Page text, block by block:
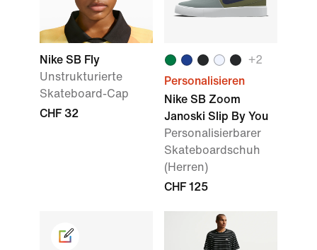
Nike SB Fly
Unstrukturierte
Skateboard-Cap
CHF 32
+2
Personalisieren
Nike SB Zoom
Janoski Slip By You
Personalisierbarer
Skateboardschuh
(Herren)
CHF 125